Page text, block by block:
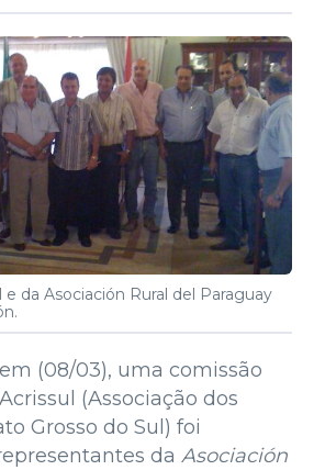
e da Asociación Rural del Paraguay
(08/03), uma comissão
(Associação dos
Grosso do Sul) foi
da Asociación